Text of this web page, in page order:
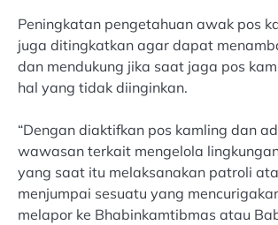
Peningkatan pengetahuan awak pos
juga ditingkatkan agar dapat
dan mendukung jika saat jaga pos
hal yang tidak diinginkan.
“Dengan diaktifkan pos kamling dan
wawasan terkait mengelola
yang saat itu melaksanakan patroli
menjumpai sesuatu yang
melapor ke Bhabinkamtibmas atau